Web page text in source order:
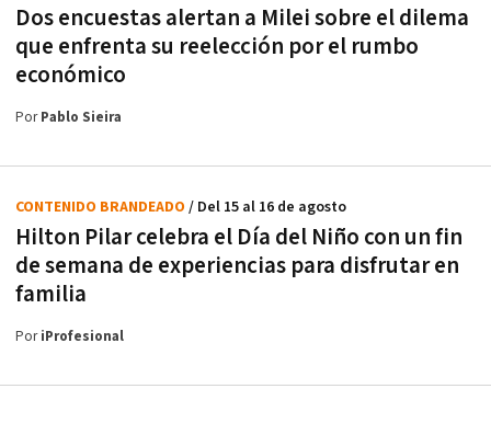
Dos encuestas alertan a Milei sobre el dilema
que enfrenta su reelección por el rumbo
económico
PorPablo Sieira
Hilton Pilar celebra el Día del Niño con un fin
de semana de experiencias para disfrutar en
familia
CONTENIDO BRANDEADO / Del 15 al 16 de agosto
PoriProfesional